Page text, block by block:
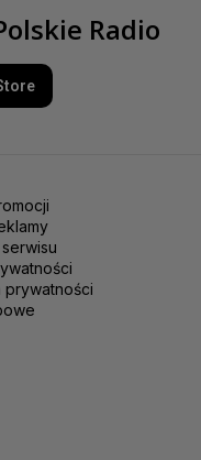
Radio
prywatności